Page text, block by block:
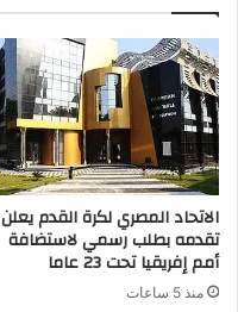
الاتحاد المصري لكرة القدم يعلن
تقدمه بطلب رسمي لاستضافة
أمم إفريقيا تحت 23 عاما
منذ 5 ساعات